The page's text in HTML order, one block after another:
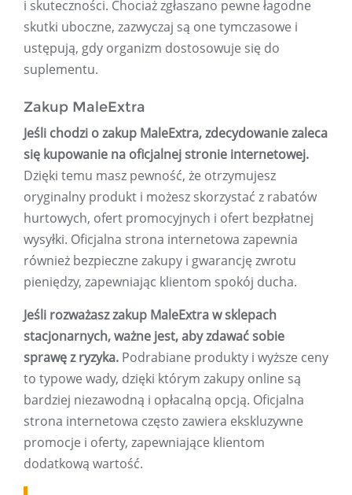
i skuteczności. Chociaż zgłaszano pewne łagodne
skutki uboczne, zazwyczaj są one tymczasowe i
ustępują, gdy organizm dostosowuje się do
suplementu.
Zakup MaleExtra
Jeśli chodzi o zakup MaleExtra, zdecydowanie zaleca
się kupowanie na oficjalnej stronie internetowej.
Dzięki temu masz pewność, że otrzymujesz
oryginalny produkt i możesz skorzystać z rabatów
hurtowych, ofert promocyjnych i ofert bezpłatnej
wysyłki. Oficjalna strona internetowa zapewnia
również bezpieczne zakupy i gwarancję zwrotu
pieniędzy, zapewniając klientom spokój ducha.
Jeśli rozważasz zakup MaleExtra w sklepach
stacjonarnych, ważne jest, aby zdawać sobie
sprawę z ryzyka. Podrabiane produkty i wyższe ceny
to typowe wady, dzięki którym zakupy online są
bardziej niezawodną i opłacalną opcją. Oficjalna
strona internetowa często zawiera ekskluzywne
promocje i oferty, zapewniające klientom
dodatkową wartość.